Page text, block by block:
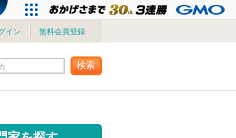
イン 無料会員登録
検索